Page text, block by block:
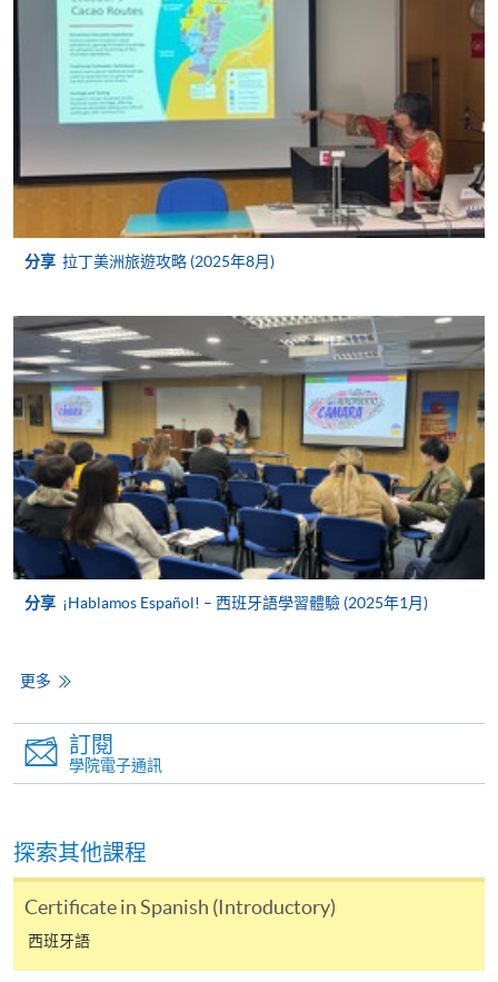
（Alipay） 繳付學費。
2. 支票或銀行本票
如以劃線支票或銀行本票繳付，抬頭請註明「香港大
學專業進修學院」。支票背面請寫上課程名稱及申請
親臨學院各報名中心遞交劃線支票、報名表格及有關
證明文件；
「報讀課程」，惟學院對郵遞失誤而遺失的支票及個
人資料概不負責。
3. VISA / Mastercard
申請人可親臨學院任何一所報名中心，以 VISA 或
Mastercard（包括「香港大學專業進修學院
Mastercard卡」）繳付學費。香港大學專業進修學院
Mastercard卡持有人，如報讀課程滿港幣2,000元，可
享有十個月免息分期付款優惠，惟課程申請人必須為
信用卡持有人。詳情請向學院報名中心職員查詢。
別學歷頒授課程提供網上報名/註冊服務，申請人可在
網上使用「繳費靈」（不適用於手機）、VISA或
Mastercard繳付有關課程的報名費或學費。除上述支
付方式之外，如就讀學歷頒授課程設有網上服務，學
參閱報名辦法 -
注意事項:
分享 拉丁美洲旅遊攻略 (2025年8月)
分享 ¡Hablamos Español! – 西班牙語學習體驗 (2025年1月)
更多
訂閱
學院電子通訊
探索其他課程
Certificate in Spanish (Introductory)
西班牙語